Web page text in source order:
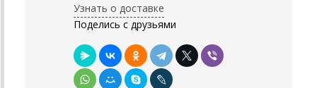
Узнать о доставке
Поделись с друзьями